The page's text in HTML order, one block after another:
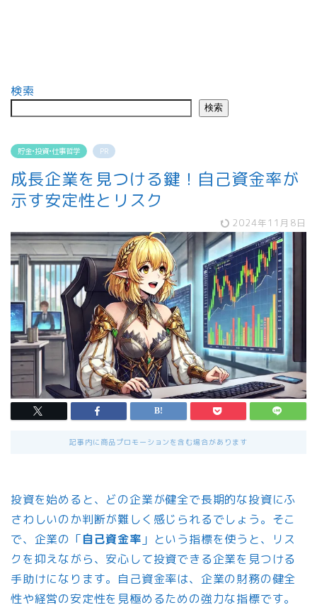
検索
検索
貯金•投資•仕事哲学 PR
成長企業を見つける鍵！自己資金率が
示す安定性とリスク
2024年11月8日
記事内に商品プロモーションを含む場合があります
投資を始めると、どの企業が健全で長期的な投資にふ
さわしいのか判断が難しく感じられるでしょう。そこ
で、企業の「自己資金率 」という指標を使うと、リス
クを抑えながら、安心して投資できる企業を見つける
手助けになります。自己資金率は、企業の財務の健全
性や経営の安定性を見極めるための強力な指標です。